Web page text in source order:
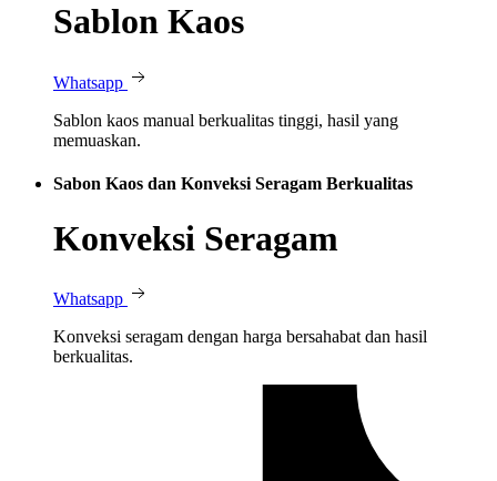
Sablon Kaos
Whatsapp
Sablon kaos manual berkualitas tinggi, hasil yang
memuaskan.
Sabon Kaos dan Konveksi Seragam Berkualitas
Konveksi Seragam
Whatsapp
Konveksi seragam dengan harga bersahabat dan hasil
berkualitas.